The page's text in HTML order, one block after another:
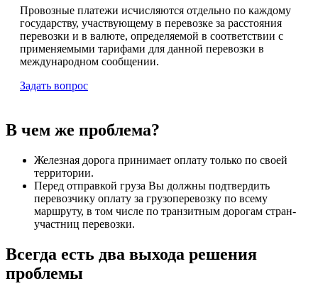
Провозные платежи исчисляются отдельно по каждому
государству, участвующему в перевозке за расстояния
перевозки и в валюте, определяемой в соответствии с
применяемыми тарифами для данной перевозки в
международном сообщении.
Задать вопрос
В чем же проблема?
Железная дорога принимает оплату только по своей
территории.
Перед отправкой груза Вы должны подтвердить
перевозчику оплату за грузоперевозку по всему
маршруту, в том числе по транзитным дорогам стран-
участниц перевозки.
Всегда есть два выхода решения
проблемы